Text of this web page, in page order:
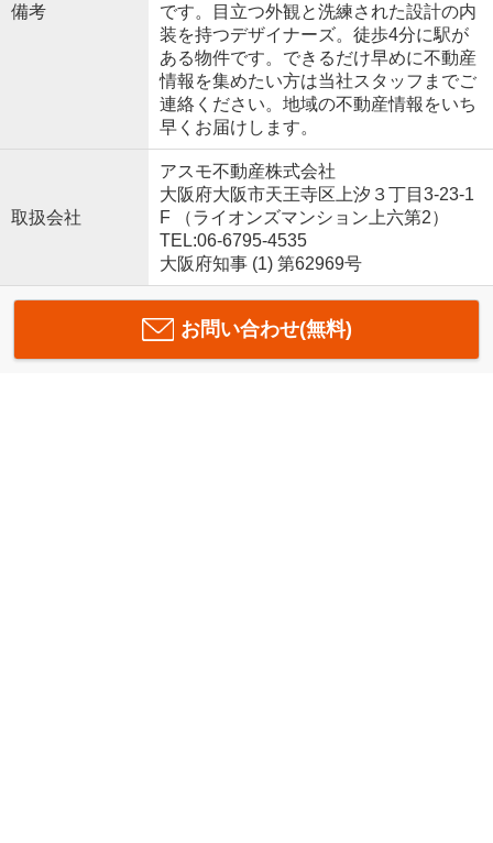
備考
です。目立つ外観と洗練された設計の内
装を持つデザイナーズ。徒歩4分に駅が
ある物件です。できるだけ早めに不動産
情報を集めたい方は当社スタッフまでご
連絡ください。地域の不動産情報をいち
早くお届けします。
取扱会社
アスモ不動産株式会社
大阪府大阪市天王寺区上汐３丁目3-23-1
F （ライオンズマンション上六第2）
TEL:06-6795-4535
大阪府知事 (1) 第62969号
お問い合わせ(無料)